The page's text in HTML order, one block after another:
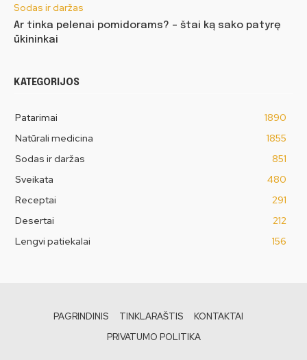
Sodas ir daržas
Ar tinka pelenai pomidorams? – štai ką sako patyrę
ūkininkai
KATEGORIJOS
Patarimai
1890
Natūrali medicina
1855
Sodas ir daržas
851
Sveikata
480
Receptai
291
Desertai
212
Lengvi patiekalai
156
PAGRINDINIS TINKLARAŠTIS
KONTAKTAI
PRIVATUMO POLITIKA